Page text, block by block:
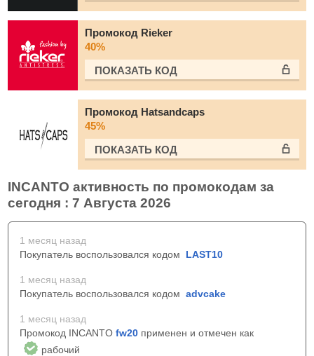
Промокод Rieker
40%
ПОКАЗАТЬ КОД
Промокод Hatsandcaps
45%
ПОКАЗАТЬ КОД
INCANTO активность по промокодам за
сегодня : 7 Августа 2026
1 месяц назад
Покупатель воспользовался кодом LAST10
1 месяц назад
Покупатель воспользовался кодом advcake
1 месяц назад
Промокод INCANTO fw20 применен и отмечен как
рабочий